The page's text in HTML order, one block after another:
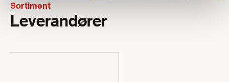
Sortiment
Leverandører